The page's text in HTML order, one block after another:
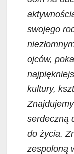
swojego
ojców,
kultury,
serdeczną
do życia.
zespoloną